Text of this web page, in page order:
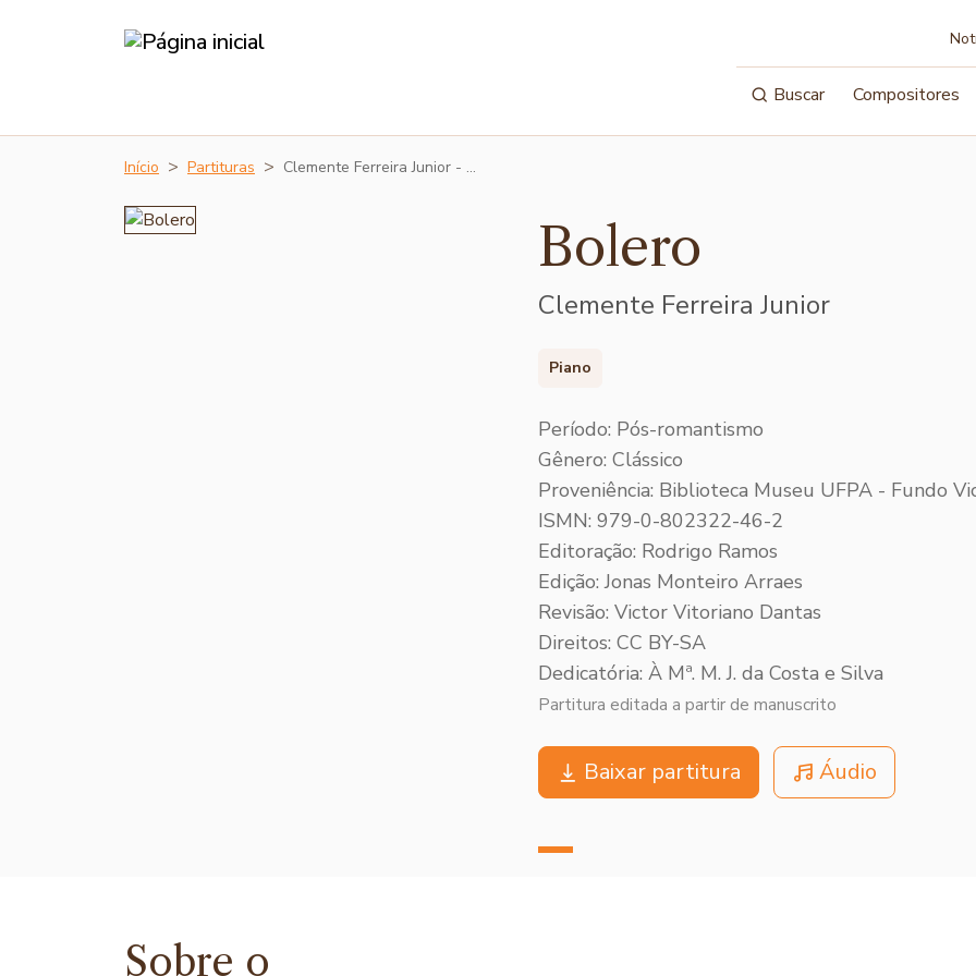
Buscar Compositores
Início Partituras Clemente Ferreira Junior - …
Bolero
Clemente Ferreira Junior
Piano
Período: Pós-romantismo
Gênero: Clássico
Proveniência: Biblioteca Museu UFPA - Fundo
ISMN: 979-0-802322-46-2
Editoração: Rodrigo Ramos
Edição: Jonas Monteiro Arraes
Revisão: Victor Vitoriano Dantas
Direitos: CC BY-SA
Dedicatória: À Mª. M. J. da Costa e Silva
Partitura editada a partir de manuscrito
Baixar partitura Áudio
Sobre o